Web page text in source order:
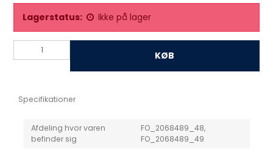
Lagerstatus: Ikke på lager
KØB
Specifikationer
Afdeling hvor varen
befinder sig
FO_2068489_48,
FO_2068489_49